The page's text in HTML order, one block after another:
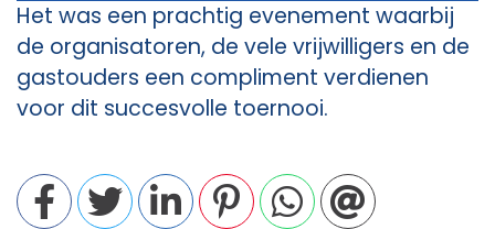
Het was een prachtig evenement waarbij
de organisatoren, de vele vrijwilligers en de
gastouders een compliment verdienen
voor dit succesvolle toernooi.